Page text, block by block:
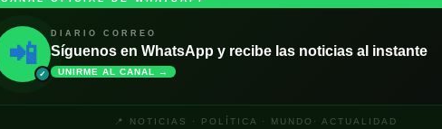
📲
✓
DIARIO CORREO
Síguenos en WhatsApp y recibe las noticias al instante
UNIRME AL CANAL →
📍 NOTICIAS · POLÍTICA · MUNDO· ACTUALIDAD